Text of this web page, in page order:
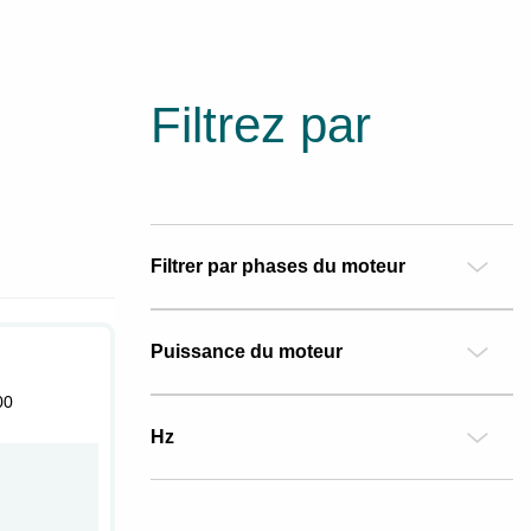
Filtrez par
Filtrer par phases du moteur
Puissance du moteur
Hz